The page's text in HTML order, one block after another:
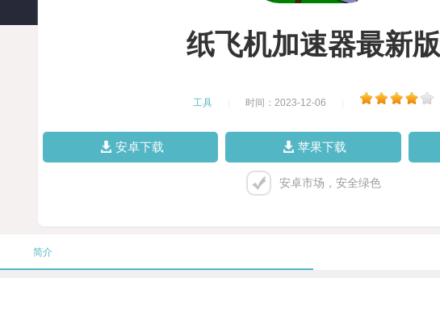
纸飞机加速器最新版
工具 时间：2023-12-06
安卓下载 苹果下载
安卓市场，安全绿色
简介